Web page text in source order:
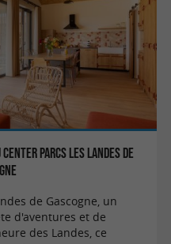
Parcs Les Landes de
de Gascogne, un
d'aventures et de
des Landes, ce